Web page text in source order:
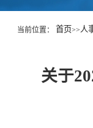
当前位置： 首页>>人
关于